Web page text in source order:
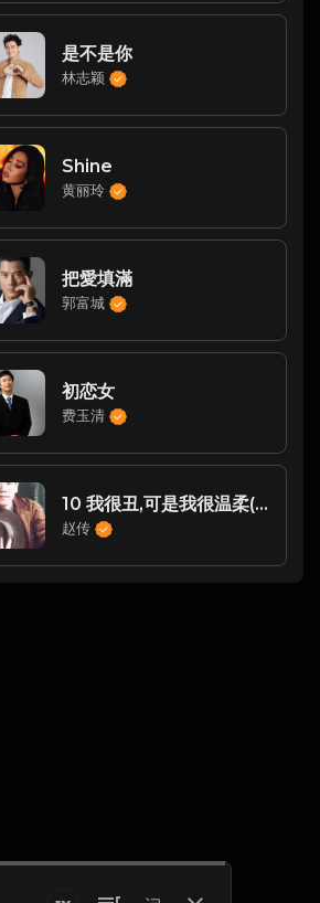
是不是你
林志颖
Shine
黄丽玲
把愛填滿
郭富城
初恋女
费玉清
10 我很丑,可是我很温柔(温柔版)
赵传